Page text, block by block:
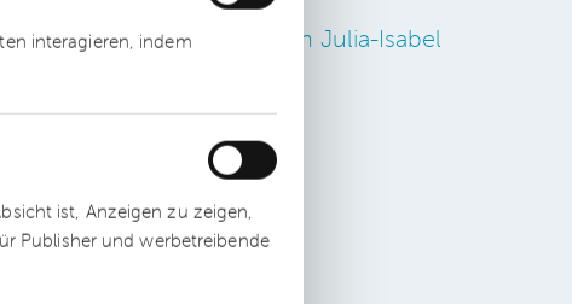
interagieren, indem
ist, Anzeigen zu zeigen,
Publisher und werbetreibende
Zum Profil von Julia-Isabel